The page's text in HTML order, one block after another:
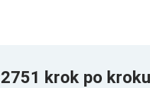
krok po kroku